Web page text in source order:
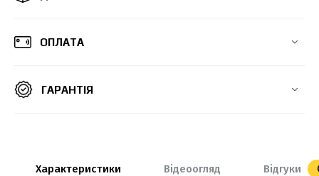
ОПЛАТА
ГАРАНТІЯ
Характеристики Відеоогляд Відгуки